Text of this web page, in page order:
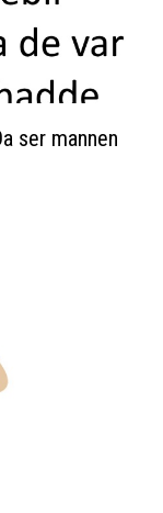
ser mannen